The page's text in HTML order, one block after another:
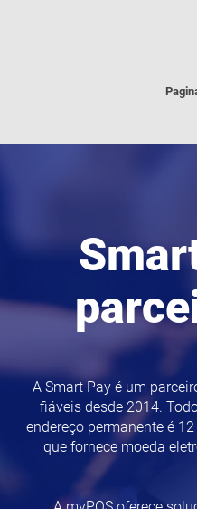
A Smart Pay é um
fiáveis ​​desde 2014.
endereço permanente é
que fornece moeda